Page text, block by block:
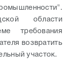
области
требования
возвратить
участок.